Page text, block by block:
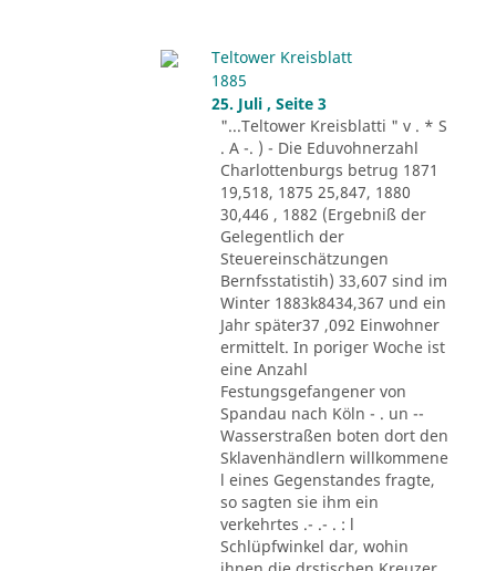
Teltower Kreisblatt
1885
25. Juli , Seite 3
"...Teltower Kreisblatti " v . * S
. A -. ) - Die Eduvohnerzahl
Charlottenburgs betrug 1871
19,518, 1875 25,847, 1880
30,446 , 1882 (Ergebniß der
Gelegentlich der
Steuereinschätzungen
Bernfsstatistih) 33,607 sind im
Winter 1883k8434,367 und ein
Jahr später37 ,092 Einwohner
ermittelt. In poriger Woche ist
eine Anzahl
Festungsgefangener von
Spandau nach Köln - . un --
Wasserstraßen boten dort den
Sklavenhändlern willkommene
l eines Gegenstandes fragte,
so sagten sie ihm ein
verkehrtes .- .- . : l
Schlüpfwinkel dar, wohin